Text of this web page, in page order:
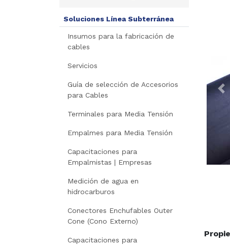
Soluciones Línea Subterránea
Insumos para la fabricación de
cables
Servicios
Guía de selección de Accesorios
para Cables
Terminales para Media Tensión
Empalmes para Media Tensión
Capacitaciones para
Empalmistas | Empresas
Medición de agua en
hidrocarburos
Conectores Enchufables Outer
Cone (Cono Externo)
Capacitaciones para